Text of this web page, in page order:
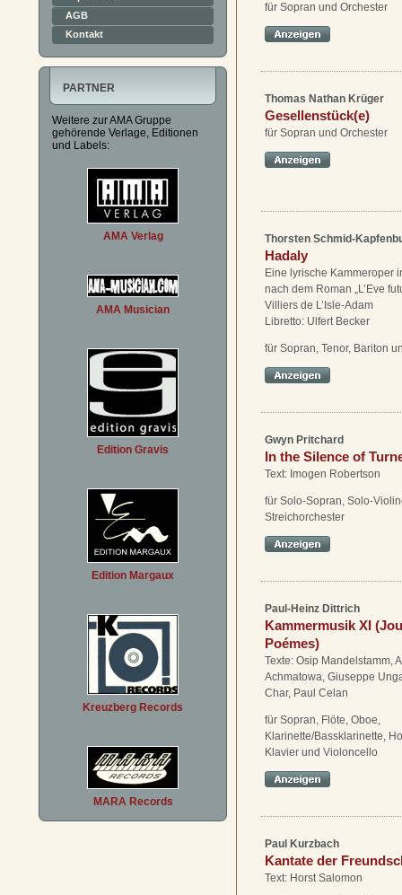
AGB
Kontakt
PARTNER
Weitere zur AMA Gruppe
gehörende Verlage, Editionen
und Labels:
AMA Verlag
AMA Musician
Edition Gravis
Edition Margaux
Kreuzberg Records
MARA Records
für Sopran und Orchester
Thomas Nathan Krüger
Gesellenstück(e)
für Sopran und Orchester
Thorsten Schmid-
Hadaly
Eine lyrische Kammeroper
nach dem Roman „L’Eve
Villiers de L’Isle-Adam
Libretto: Ulfert Becker
für Sopran, Tenor, Bariton
Gwyn Pritchard
In the Silence of
Text: Imogen Robertson
für Solo-Sopran, Solo-
Streichorchester
Paul-Heinz Dittrich
Kammermusik XI
Poémes)
Texte: Osip Mandelstamm,
Achmatowa, Giuseppe
Char, Paul Celan
für Sopran, Flöte, Oboe,
Klarinette/Bassklarinette,
Klavier und Violoncello
Paul Kurzbach
Kantate der
Text: Horst Salomon